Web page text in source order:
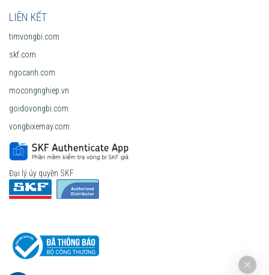
LIÊN KẾT
timvongbi.com
skf.com
ngocanh.com
mocongnghiep.vn
goidovongbi.com
vongbixemay.com
Đại lý ủy quyền SKF